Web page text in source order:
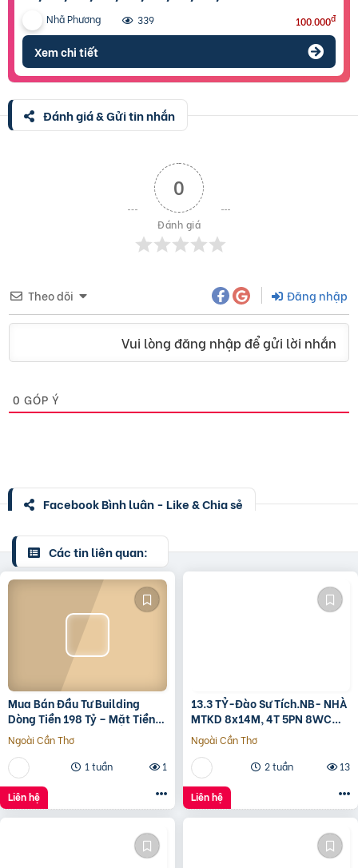
Nhã Phương 339 100.000đ
Xem chi tiết
Đánh giá & Gửi tin nhắn
0
Đánh giá
Theo dõi Đăng nhập
Vui lòng đăng nhập để gửi lời nhắn
0 GÓP Ý
Facebook Bình luận - Like & Chia sẻ
Các tin liên quan:
Mua Bán Đầu Tư Building
Dòng Tiền 198 Tỷ – Mặt Tiền
Đường 3/2, Trung Tâm Quận
10
Ngoài Cần Thơ
1 tuần
1
Liên hệ
13.3 TỶ-Đào Sư Tích.NB- NHÀ
MTKD 8x14M, 4T 5PN 8WC
FULL NỘI THẤT GỖ ĐỎ
Ngoài Cần Thơ
2 tuần
13
Liên hệ